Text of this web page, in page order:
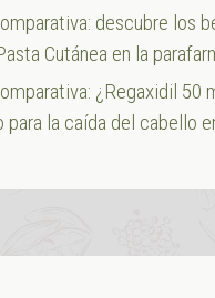
descubre los
Cutánea en la
¿Regaxidil 50
la caída del cabello